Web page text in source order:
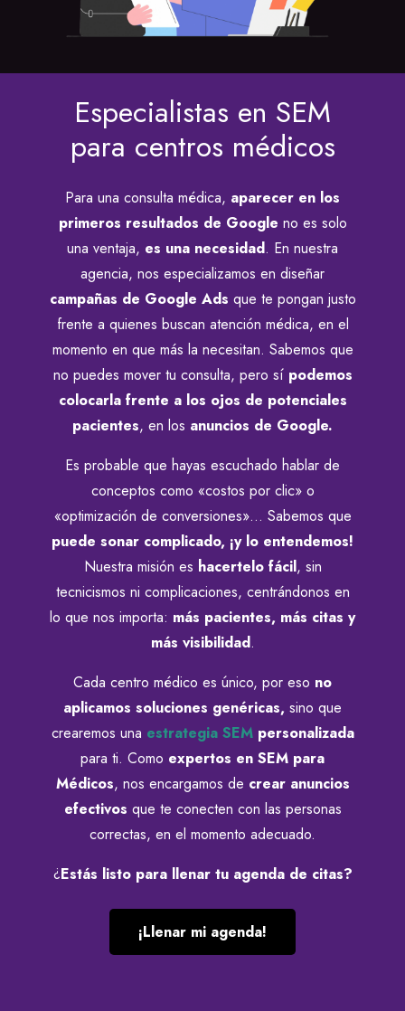
Especialistas en SEM
para centros médicos
Para una consulta médica, aparecer en los
primeros resultados de Google no es solo
una ventaja, es una necesidad. En nuestra
agencia, nos especializamos en diseñar
campañas de Google Ads que te pongan justo
frente a quienes buscan atención médica, en el
momento en que más la necesitan. Sabemos que
no puedes mover tu consulta, pero sípodemos
colocarla frente a los ojos de potenciales
pacientes, en los anuncios de Google.
Es probable que hayas escuchado hablar de
conceptos como «costos por clic» o
«optimización de conversiones»… Sabemos que
puede sonar complicado, ¡y lo entendemos!
Nuestra misión es hacertelo fácil, sin
tecnicismos ni complicaciones, centrándonos en
lo que nos importa: más pacientes, más citas y
más visibilidad.
Cada centro médico es único, por eso no
aplicamos soluciones genéricas, sino que
crearemos una estrategia SEMpersonalizada
para ti. Como expertos en SEM para
Médicos, nos encargamos de crear anuncios
efectivos que te conecten con las personas
correctas, en el momento adecuado.
¿Estás listo para llenar tu agenda de citas?
¡Llenar mi agenda!